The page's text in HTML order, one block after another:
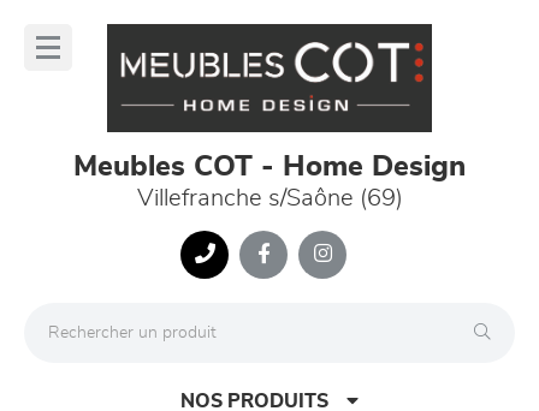
Meubles COT - Home Design
Villefranche s/Saône (69)
NOS PRODUITS